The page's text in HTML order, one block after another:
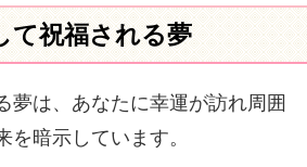
て祝福される夢
夢は、あなたに幸運が訪れ周囲
を暗示しています。